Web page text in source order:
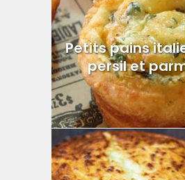
Petits pains
persil et